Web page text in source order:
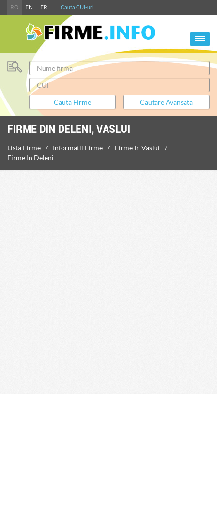
RO EN FR Cauta CUI-uri
FIRME DIN DELENI, VASLUI
Lista Firme Informatii Firme
Firme In Vaslui
Firme In Deleni